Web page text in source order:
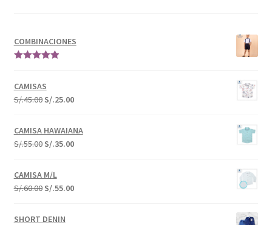
COMBINACIONES
CAMISAS
S/.45.00 S/.25.00
CAMISA HAWAIANA
S/.55.00 S/.35.00
CAMISA M/L
S/.60.00 S/.55.00
SHORT DENIN